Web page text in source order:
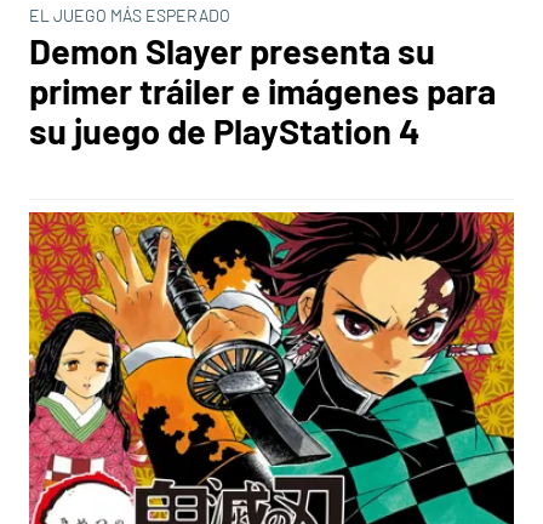
EL JUEGO MÁS ESPERADO
Demon Slayer presenta su
primer tráiler e imágenes para
su juego de PlayStation 4